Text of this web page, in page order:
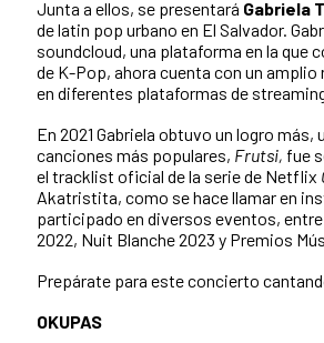
Junta a ellos, se presentará Gabriela
de latin pop urbano en El Salvador.
soundcloud, una plataforma en la que
de K-Pop, ahora cuenta con un
en diferentes plataformas de
En 2021 Gabriela obtuvo un logro más,
canciones más populares, Frutsi, fue
el tracklist oficial de la serie de Netflix
Akatristita, como se hace llamar en
participado en diversos eventos,
2022, Nuit Blanche 2023 y Premios
Prepárate para este concierto
OKUPAS